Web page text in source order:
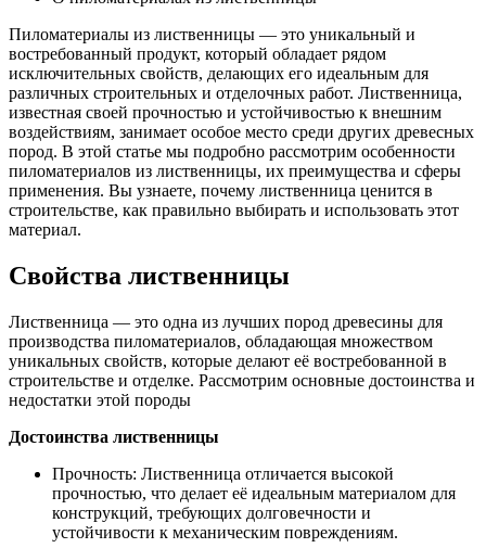
Пиломатериалы из лиственницы — это уникальный и
востребованный продукт, который обладает рядом
исключительных свойств, делающих его идеальным для
различных строительных и отделочных работ. Лиственница,
известная своей прочностью и устойчивостью к внешним
воздействиям, занимает особое место среди других древесных
пород. В этой статье мы подробно рассмотрим особенности
пиломатериалов из лиственницы, их преимущества и сферы
применения. Вы узнаете, почему лиственница ценится в
строительстве, как правильно выбирать и использовать этот
материал.
Свойства лиственницы
Лиственница — это одна из лучших пород древесины для
производства пиломатериалов, обладающая множеством
уникальных свойств, которые делают её востребованной в
строительстве и отделке. Рассмотрим основные достоинства и
недостатки этой породы
Достоинства лиственницы
Прочность: Лиственница отличается высокой
прочностью, что делает её идеальным материалом для
конструкций, требующих долговечности и
устойчивости к механическим повреждениям.